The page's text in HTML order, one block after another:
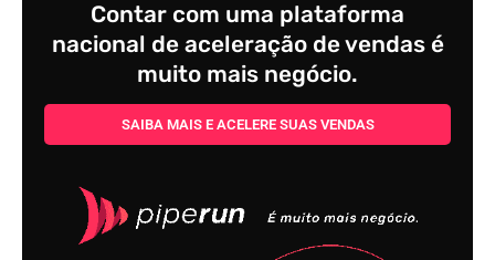
Contar com uma plataforma
nacional de aceleração de vendas é
muito mais negócio.
SAIBA MAIS E ACELERE SUAS VENDAS